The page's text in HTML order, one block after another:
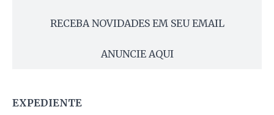
RECEBA NOVIDADES EM SEU EMAIL
ANUNCIE AQUI
EXPEDIENTE